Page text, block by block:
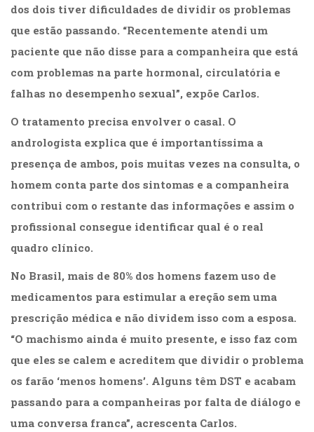
dos dois tiver dificuldades de dividir os problemas
que estão passando. “Recentemente atendi um
paciente que não disse para a companheira que está
com problemas na parte hormonal, circulatória e
falhas no desempenho sexual”, expõe Carlos.
O tratamento precisa envolver o casal. O
andrologista explica que é importantíssima a
presença de ambos, pois muitas vezes na consulta, o
homem conta parte dos sintomas e a companheira
contribui com o restante das informações e assim o
profissional consegue identificar qual é o real
quadro clínico.
No Brasil, mais de 80% dos homens fazem uso de
medicamentos para estimular a ereção sem uma
prescrição médica e não dividem isso com a esposa.
“O machismo ainda é muito presente, e isso faz com
que eles se calem e acreditem que dividir o problema
os farão ‘menos homens’. Alguns têm DST e acabam
passando para a companheiras por falta de diálogo e
uma conversa franca”, acrescenta Carlos.